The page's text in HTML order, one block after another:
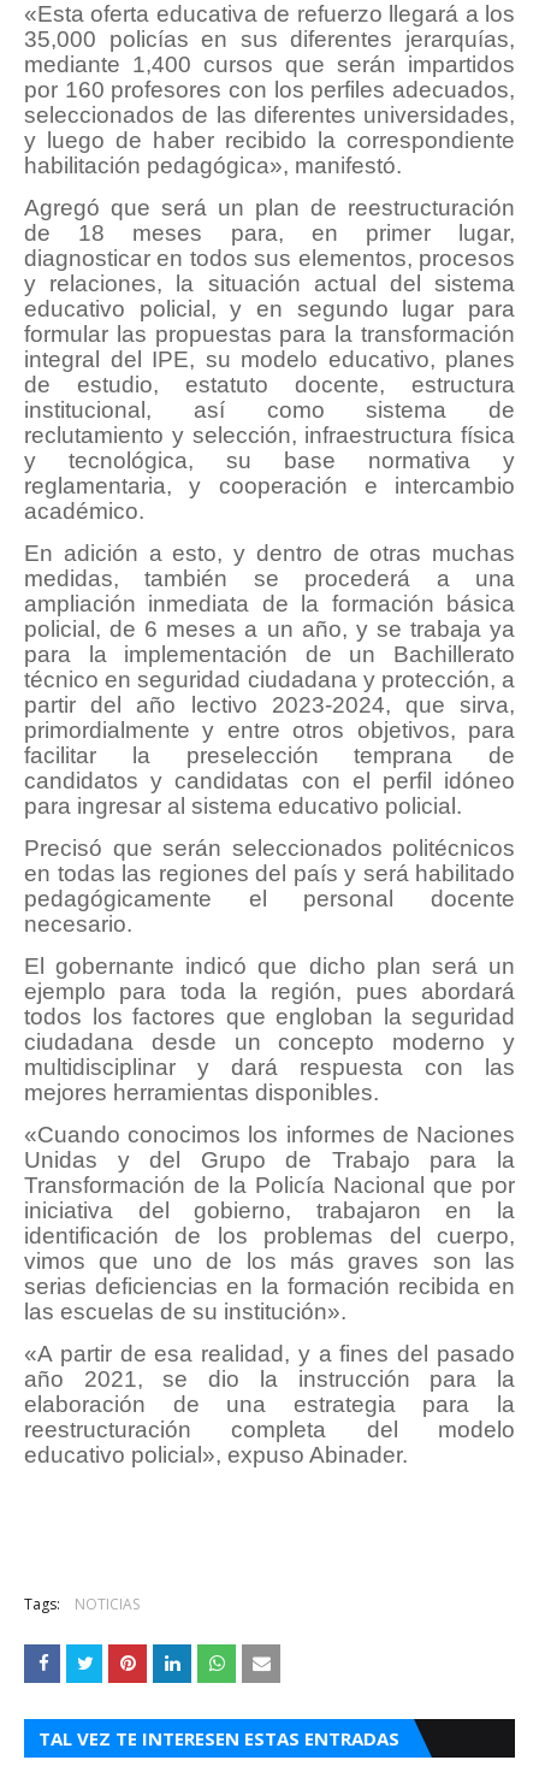
«Esta oferta educativa de refuerzo llegará a los
35,000 policías en sus diferentes jerarquías,
mediante 1,400 cursos que serán impartidos
por 160 profesores con los perfiles adecuados,
seleccionados de las diferentes universidades,
y luego de haber recibido la correspondiente
habilitación pedagógica», manifestó.
Agregó que será un plan de reestructuración
de 18 meses para, en primer lugar,
diagnosticar en todos sus elementos, procesos
y relaciones, la situación actual del sistema
educativo policial, y en segundo lugar para
formular las propuestas para la transformación
integral del IPE, su modelo educativo, planes
de estudio, estatuto docente, estructura
institucional, así como sistema de
reclutamiento y selección, infraestructura física
y tecnológica, su base normativa y
reglamentaria, y cooperación e intercambio
académico.
En adición a esto, y dentro de otras muchas
medidas, también se procederá a una
ampliación inmediata de la formación básica
policial, de 6 meses a un año, y se trabaja ya
para la implementación de un Bachillerato
técnico en seguridad ciudadana y protección, a
partir del año lectivo 2023-2024, que sirva,
primordialmente y entre otros objetivos, para
facilitar la preselección temprana de
candidatos y candidatas con el perfil idóneo
para ingresar al sistema educativo policial.
Precisó que serán seleccionados politécnicos
en todas las regiones del país y será habilitado
pedagógicamente el personal docente
necesario.
El gobernante indicó que dicho plan será un
ejemplo para toda la región, pues abordará
todos los factores que engloban la seguridad
ciudadana desde un concepto moderno y
multidisciplinar y dará respuesta con las
mejores herramientas disponibles.
«Cuando conocimos los informes de Naciones
Unidas y del Grupo de Trabajo para la
Transformación de la Policía Nacional que por
iniciativa del gobierno, trabajaron en la
identificación de los problemas del cuerpo,
vimos que uno de los más graves son las
serias deficiencias en la formación recibida en
las escuelas de su institución».
«A partir de esa realidad, y a fines del pasado
año 2021, se dio la instrucción para la
elaboración de una estrategia para la
reestructuración completa del modelo
educativo policial», expuso Abinader.
Tags: NOTICIAS
TAL VEZ TE INTERESEN ESTAS ENTRADAS